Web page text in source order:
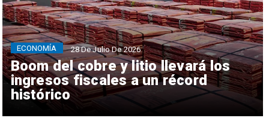
Boom del cobre y litio llevará los
ingresos fiscales a un récord
histórico
ECONOMÍA 28 De Julio De 2026